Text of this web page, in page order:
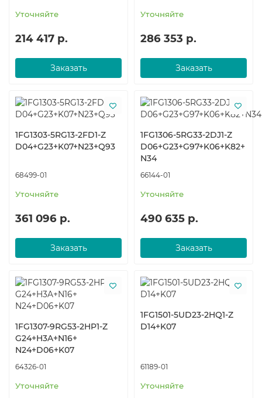
Уточняйте
214 417 р.
Заказать
Уточняйте
286 353 р.
Заказать
1FG1303-5RG13-2FD1-Z
D04+G23+K07+N23+Q93
68499-01
Уточняйте
361 096 р.
Заказать
1FG1306-5RG33-2DJ1-Z
D06+G23+G97+K06+K82+
N34
66144-01
Уточняйте
490 635 р.
Заказать
1FG1307-9RG53-2HP1-Z ​
G24+​H3A+​N16+​
N24+D06+K07
64326-01
Уточняйте
1FG1501-5UD23-2HQ1-Z
D14+K07
61189-01
Уточняйте